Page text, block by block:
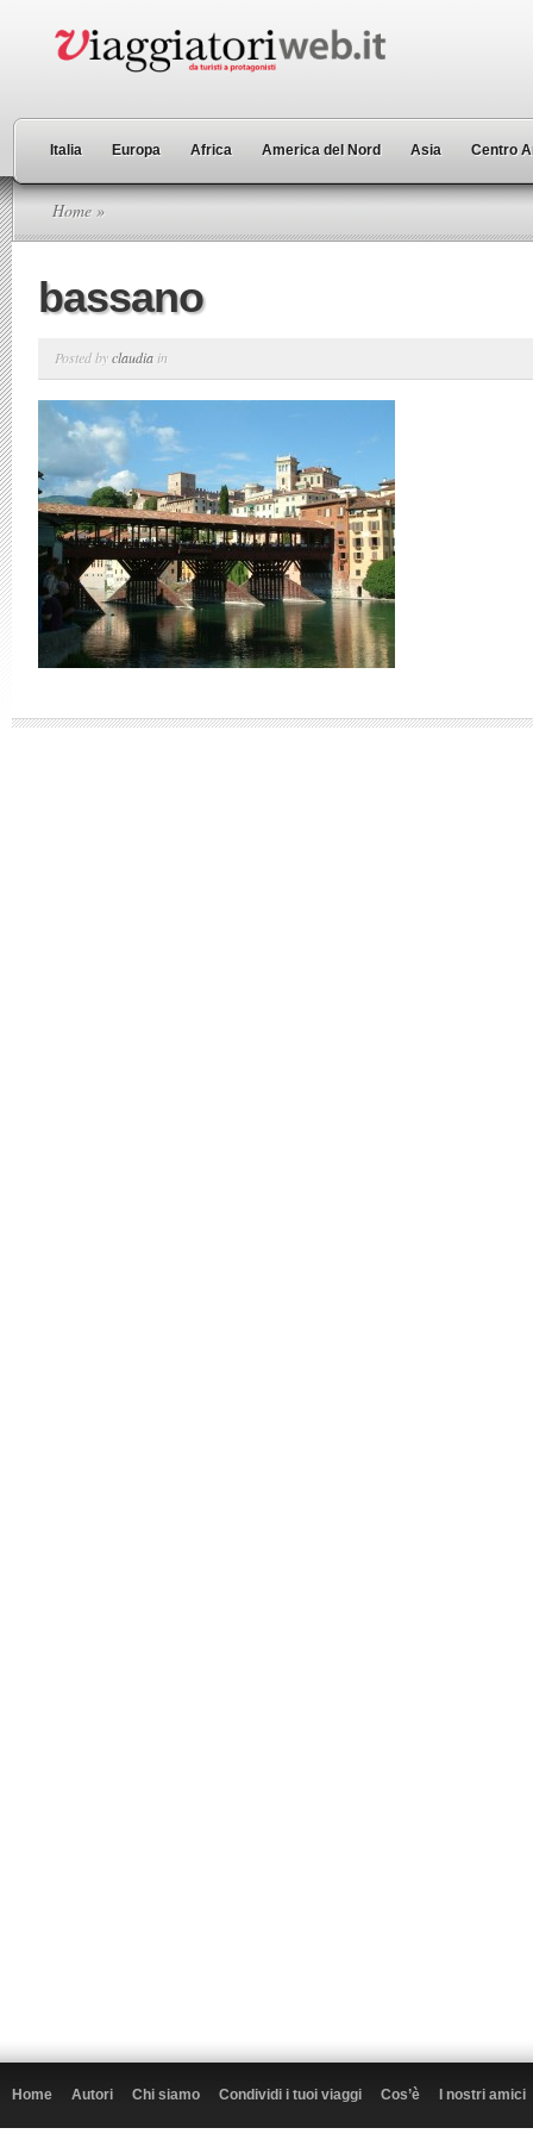
Italia Europa Africa America del Nord Asia Centro
Home »
bassano
Posted byclaudia in
Home Autori Chi siamo Condividi i tuoi viaggi Cos’è I nostri amici